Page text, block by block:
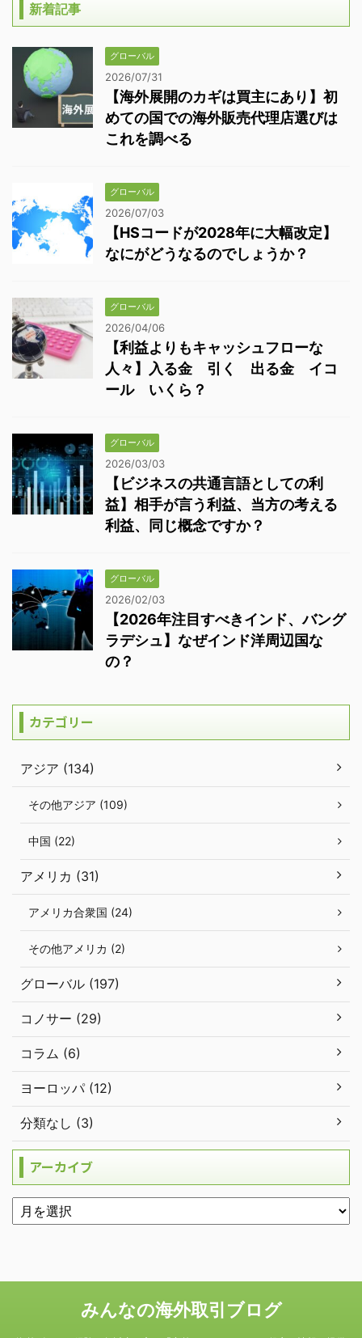
新着記事
グローバル
2026/07/31
【海外展開のカギは買主にあり】初
めての国での海外販売代理店選びは
これを調べる
グローバル
2026/07/03
【HSコードが2028年に大幅改定】
なにがどうなるのでしょうか？
グローバル
2026/04/06
【利益よりもキャッシュフローな
人々】入る金 引く 出る金 イコ
ール いくら？
グローバル
2026/03/03
【ビジネスの共通言語としての利
益】相手が言う利益、当方の考える
利益、同じ概念ですか？
グローバル
2026/02/03
【2026年注目すべきインド、バング
ラデシュ】なぜインド洋周辺国な
の？
カテゴリー
アジア (134)
その他アジア (109)
中国 (22)
アメリカ (31)
アメリカ合衆国 (24)
その他アメリカ (2)
グローバル (197)
コノサー (29)
コラム (6)
ヨーロッパ (12)
分類なし (3)
アーカイブ
みんなの海外取引ブログ